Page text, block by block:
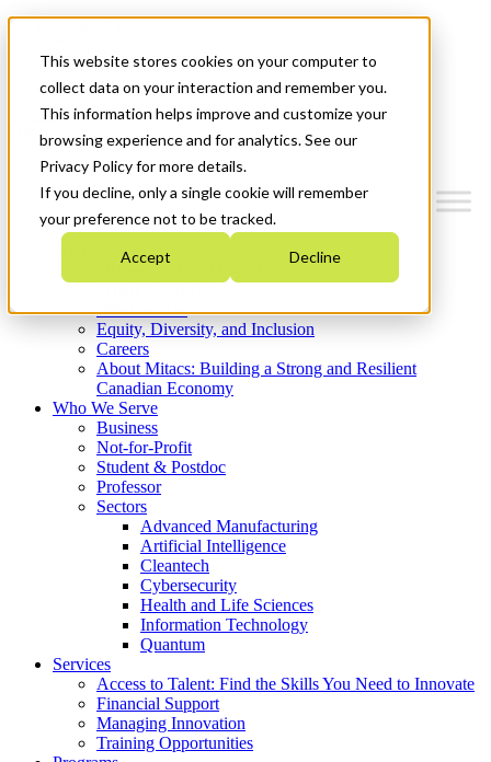
This website stores cookies on your computer to
collect data on your interaction and remember you.
This information helps improve and customize your
browsing experience and for analytics. See our
Privacy Policy for more details.
If you decline, only a single cookie will remember
your preference not to be tracked.
Accept Decline
News & Events
Get Started
Menu
Who We Are
Strategic Plan 2026-2030
What We Do
Equity, Diversity, and Inclusion
Careers
About Mitacs: Building a Strong and Resilient
Canadian Economy
Who We Serve
Business
Not-for-Profit
Student & Postdoc
Professor
Sectors
Advanced Manufacturing
Artificial Intelligence
Cleantech
Cybersecurity
Health and Life Sciences
Information Technology
Quantum
Services
Access to Talent: Find the Skills You Need to Innovate
Financial Support
Managing Innovation
Training Opportunities